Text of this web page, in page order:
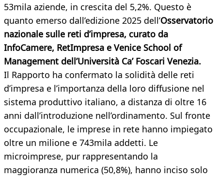
53mila aziende, in crescita del 5,2%. Questo è
quanto emerso dall’edizione 2025 dell’Osservatorio
nazionale sulle reti d’impresa, curato da
InfoCamere, RetImpresa e Venice School of
Management dell’Università Ca’ Foscari Venezia.
Il Rapporto ha confermato la solidità delle reti
d’impresa e l’importanza della loro diffusione nel
sistema produttivo italiano, a distanza di oltre 16
anni dall’introduzione nell’ordinamento. Sul fronte
occupazionale, le imprese in rete hanno impiegato
oltre un milione e 743mila addetti. Le
microimprese, pur rappresentando la
maggioranza numerica (50,8%), hanno inciso solo